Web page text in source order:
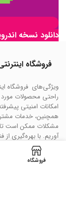
دانلود نسخه
فروشگاه
ویژگی‌های فروشگاه
راحتی محصولات مورد
امکانات امنیتی
همچنین، خدمات
مشکلات ممکن است تا
آوریم. با بهره‌گیری
خرید آنلاین را به
مشتریان را در
فروشگاه